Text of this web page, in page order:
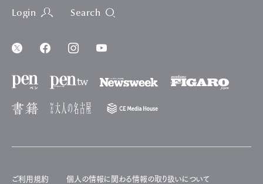
Login Search
ご利用規約 個人の情報に関わる情報の取り扱いについて